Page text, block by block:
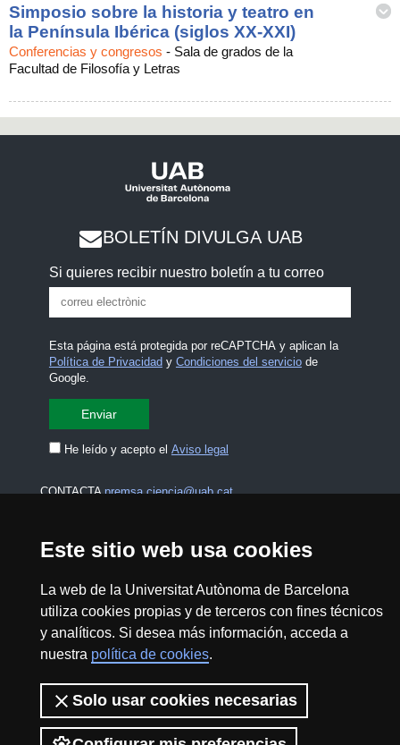
Este sitio web usa cookies
La web de la Universitat Autònoma de Barcelona
utiliza cookies propias y de terceros con fines técnicos
y analíticos. Si desea más información, acceda a
nuestra política de cookies.
Solo usar cookies necesarias
Simposio sobre la historia y teatro en
la Península Ibérica (siglos XX-XXI)
Conferencias y congresos - Sala de grados de la
Facultad de Filosofía y Letras
BOLETÍN DIVULGA UAB
Si quieres recibir nuestro boletín a tu correo
Esta página está protegida por reCAPTCHA y aplican la
Política de Privacidady Condiciones del serviciode
Google.
He leído y acepto el Aviso legal
CONTACTApremsa.ciencia@uab.cat
Mapa del web UAB
No Comercial (CC BY NC) - ISSN: 2014-6388
View low-bandwidth version